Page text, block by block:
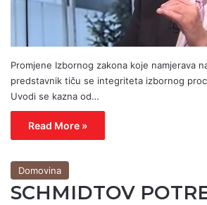
Promjene Izbornog zakona koje namjerava
predstavnik tiču se integriteta izbornog
Uvodi se kazna od…
Read More »
Domovina
SCHMIDTOV